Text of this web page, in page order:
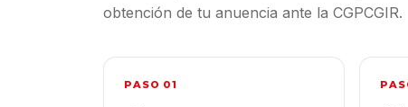
obtención de tu anuencia ante la CGPCGIR.
PASO 01